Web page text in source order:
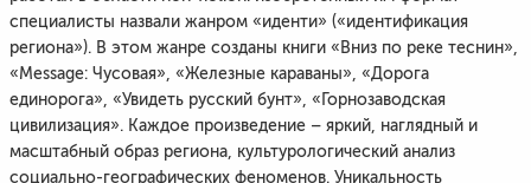
специалисты назвали жанром «иденти» («идентификация
региона»). В этом жанре созданы книги «Вниз по реке теснин»,
«Message: Чусовая», «Железные караваны», «Дорога
единорога», «Увидеть русский бунт», «Горнозаводская
цивилизация». Каждое произведение – яркий, наглядный и
масштабный образ региона, культурологический анализ
социально-географических феноменов. Уникальность